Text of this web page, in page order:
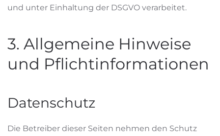
und unter Einhaltung der DSGVO verarbeitet.
3. Allgemeine Hinweise
und Pflichtinformationen
Datenschutz
Die Betreiber dieser Seiten nehmen den Schutz